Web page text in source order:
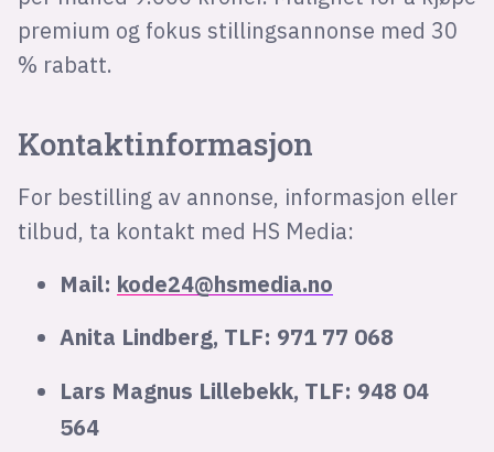
premium og fokus stillingsannonse med 30
% rabatt.
Kontaktinformasjon
For bestilling av annonse, informasjon eller
tilbud, ta kontakt med HS Media:
Mail: kode24@hsmedia.no
Anita Lindberg, TLF: 971 77 068
Lars Magnus Lillebekk, TLF: 948 04
564